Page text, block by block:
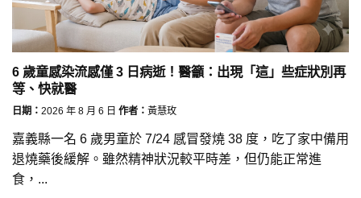
6 歲童感染流感僅 3 日病逝！醫籲：出現「這」些症狀別再
等、快就醫
日期： 2026 年 8 月 6 日 作者： 黃慧玫
嘉義縣一名 6 歲男童於 7/24 感冒發燒 38 度，吃了家中備用
退燒藥後緩解。雖然精神狀況較平時差，但仍能正常進
食，...